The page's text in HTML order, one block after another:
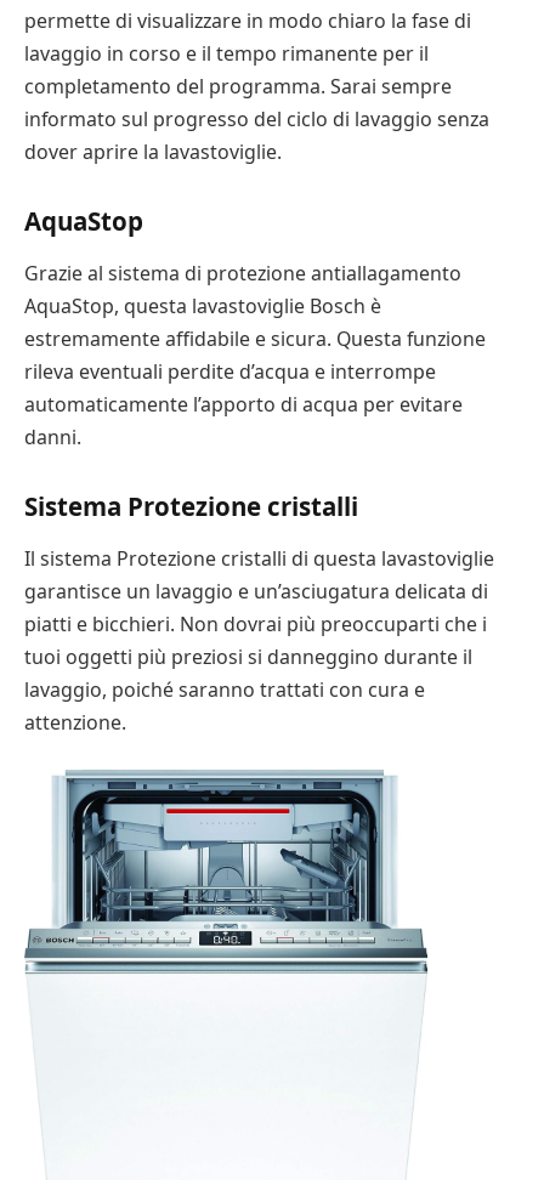
permette di visualizzare in modo chiaro la fase di
lavaggio in corso e il tempo rimanente per il
completamento del programma. Sarai sempre
informato sul progresso del ciclo di lavaggio senza
dover aprire la lavastoviglie.
AquaStop
Grazie al sistema di protezione antiallagamento
AquaStop, questa lavastoviglie Bosch è
estremamente affidabile e sicura. Questa funzione
rileva eventuali perdite d’acqua e interrompe
automaticamente l’apporto di acqua per evitare
danni.
Sistema Protezione cristalli
Il sistema Protezione cristalli di questa lavastoviglie
garantisce un lavaggio e un’asciugatura delicata di
piatti e bicchieri. Non dovrai più preoccuparti che i
tuoi oggetti più preziosi si danneggino durante il
lavaggio, poiché saranno trattati con cura e
attenzione.